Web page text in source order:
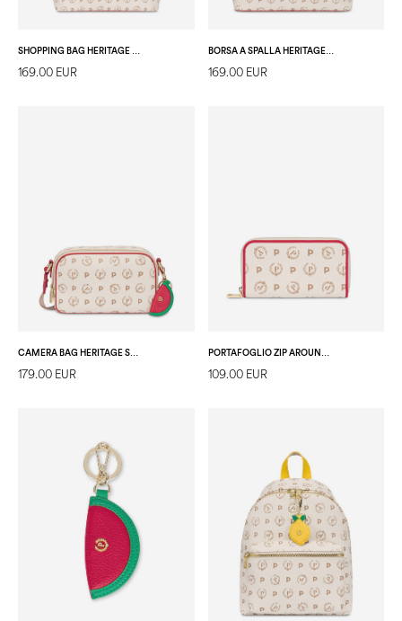
SHOPPING BAG HERITAGE SUMMER CAPSULE AVORIO/ROSSO
169.00 EUR
BORSA A SPALLA HERITAGE SUMMER CAPSULE AVORIO/ROSSO
169.00 EUR
CAMERA BAG HERITAGE SUMMER CAPSULE AVORIO/ROSSO
179.00 EUR
PORTAFOGLIO ZIP AROUND HERITAGE SUMMER CAPSULE AVORIO/ROSSO
109.00 EUR